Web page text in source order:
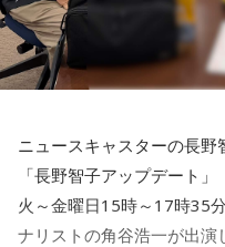
古谷「なるほど」
古谷 「でも、なんか二軍
着なかったら。いや、で
ですか」
ニュースキャスターの長
「長野智子アップデート
火～金曜日15時～17時35
ナリストの角谷浩一が出